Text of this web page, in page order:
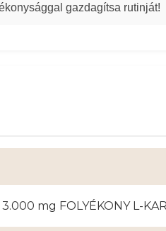
gazdagítsa rutinját!
mg FOLYÉKONY L-